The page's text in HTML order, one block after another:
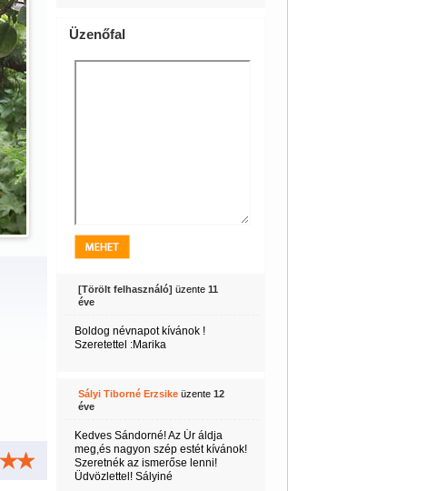
Üzenőfal
[Törölt felhasználó] üzente 11
éve
Boldog névnapot kívánok !
Szeretettel :Marika
Sályi Tiborné Erzsikeüzente 12
éve
Kedves Sándorné! Az Úr áldja
meg,és nagyon szép estét kívánok!
Szeretnék az ismerőse lenni!
Üdvözlettel! Sályiné